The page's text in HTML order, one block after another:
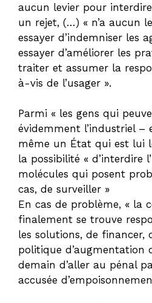
aucun levier pour
un rejet, (…) « n’a aucun
essayer d’indemniser les
essayer d’améliorer les
traiter et assumer la
à-vis de l’usager ».
Parmi « les gens qui
évidemment l’industriel –
même un État qui est lui
la possibilité « d’interdire
molécules qui posent
cas, de surveiller »
En cas de problème, « la
finalement se trouve
les solutions, de financer,
politique d’augmentation
demain d’aller au pénal
accusée